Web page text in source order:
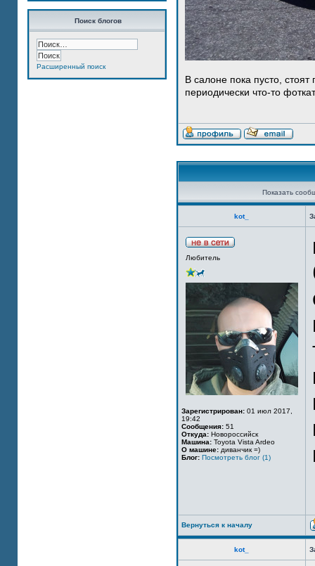
Поиск блогов
Расширенный поиск
В салоне пока пусто,
периодически что-то
Показать
kot_
Любитель
Зарегистрирован: 01 июл 2017,
19:42
Сообщения: 51
Откуда: Новороссийск
Машина: Toyota Vista Ardeo
О машине: диванчик =)
Блог: Посмотреть блог (1)
Вернуться к началу
kot_